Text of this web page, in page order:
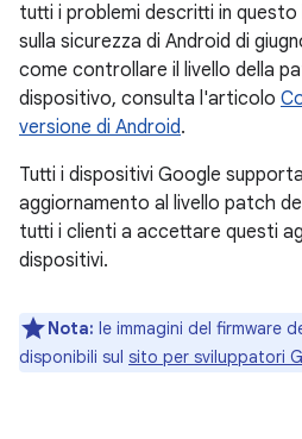
tutti i problemi descritti in
sulla sicurezza di Android di
come controllare il livello della
dispositivo, consulta l'articolo
versione di Android.
Tutti i dispositivi Google
aggiornamento al livello patch
tutti i clienti a accettare questi
dispositivi.
Nota: le immagini del firmware
disponibili sul sito per sviluppatori